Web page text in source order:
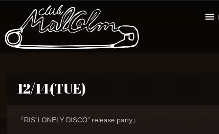
12/14(TUE)
『RIS”LONELY DISCO” release party』